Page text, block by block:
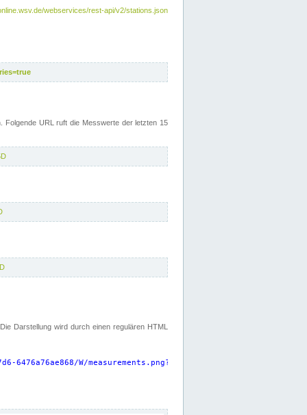
webservices/rest-api/v2/stations.json
Folgende URL ruft die Messwerte der letzten 15
Darstellung wird durch einen regulären HTML
W/